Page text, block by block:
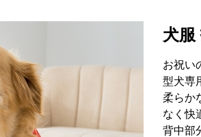
犬服
お祝い
型犬専
柔らか
なく快
背中部